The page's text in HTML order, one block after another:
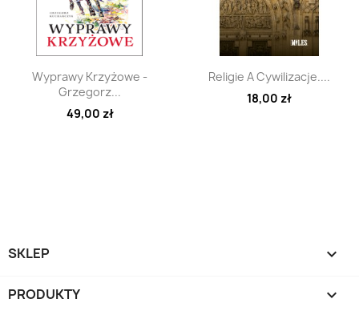
Szybki podgląd
Wyprawy Krzyżowe -
Grzegorz...
49,00 zł
Szybki podgląd
Religie A Cywilizacje....
18,00 zł
SKLEP 
PRODUKTY 